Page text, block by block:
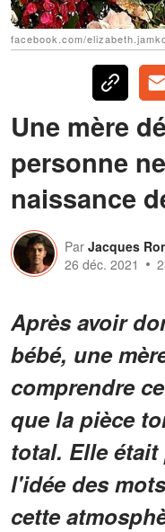
facebook.com/
Une mère
personne
naissance
Par Jacques
26 déc. 2021
Après avoir
bébé, une
comprendre
que la pièce
total. Elle
l'idée des
cette